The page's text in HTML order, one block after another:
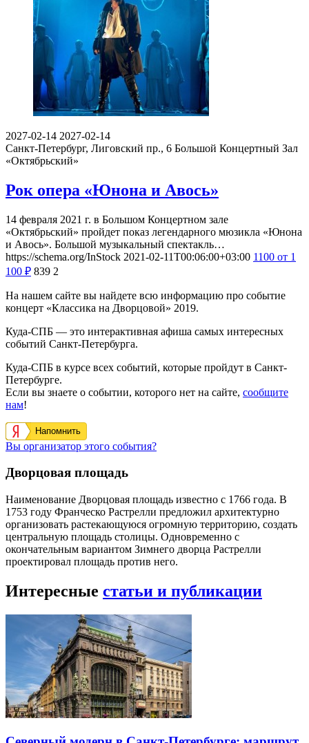
2027-02-14 2027-02-14
Санкт-Петербург, Лиговский пр., 6 Большой Концертный Зал
«Октябрьский»
Рок опера «Юнона и Авось»
14 февраля 2021 г. в Большом Концертном зале
«Октябрьский» пройдет показ легендарного мюзикла «Юнона
и Авось». Большой музыкальный спектакль…
https://schema.org/InStock 2021-02-11T00:06:00+03:00 1100 от 1
100 ₽ 839 2
На нашем сайте вы найдете всю информацию про событие
концерт «Классика на Дворцовой» 2019.
Куда-СПБ — это интерактивная афиша самых интересных
событий Санкт-Петербурга.
Куда-СПБ в курсе всех событий, которые пройдут в Санкт-
Петербурге.
Если вы знаете о событии, которого нет на сайте, сообщите
нам!
Напомнить
Вы организатор этого события?
Дворцовая площадь
Наименование Дворцовая площадь известно с 1766 года. В
1753 году Франческо Растрелли предложил архитектурно
организовать растекающуюся огромную территорию, создать
центральную площадь столицы. Одновременно с
окончательным вариантом Зимнего дворца Растрелли
проектировал площадь против него.
Интересные статьи и публикации